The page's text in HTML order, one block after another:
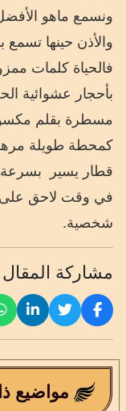
ونسمع ماهو
والأذن حينها تسمع
فالحياة كلمات
بأحجار عشوائية
مسطرة بقلم
كمحطة طويلة
قطار يسير بسرعة
في وقت لاحق على
شخصية.
مشاركة
مواضيع